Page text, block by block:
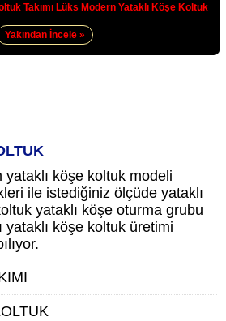
Takımı Lüks Modern Yataklı Köşe Koltuk
Yakından İncele »
yataklı köşe koltuk modeli
ile istediğiniz ölçüde yataklı
yataklı köşe oturma grubu
yataklı köşe koltuk üretimi